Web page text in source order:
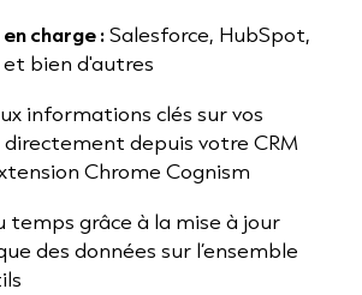
charge :Salesforce, HubSpot,
bien d'autres
informations clés sur vos
depuis votre CRM
Chrome Cognism
temps grâce à la mise à jour
des données sur l’ensemble